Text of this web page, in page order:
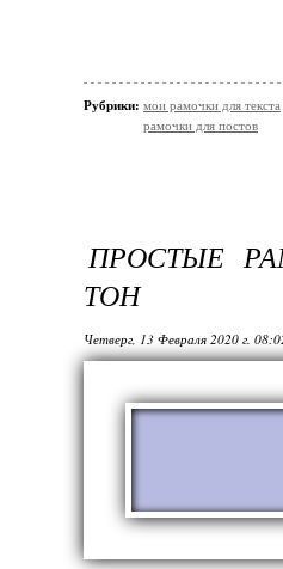
Рубрики: мои рамочки для текста
рамочки для постов
ПРОСТЫЕ
ТОН
Четверг, 13 Февраля 2020 г.